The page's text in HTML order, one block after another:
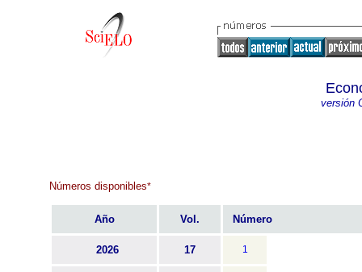
versión
Números disponibles*
Año Vol. Número
2026 17 1